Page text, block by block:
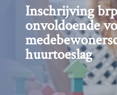
Inschrijving
onvoldoende
huurtoeslag